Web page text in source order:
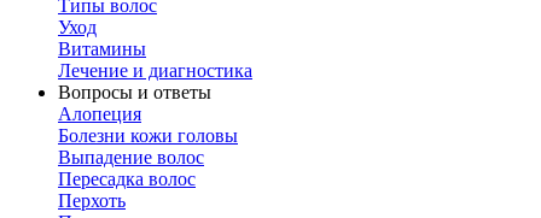
Типы волос
Уход
Витамины
Лечение и диагностика
Вопросы и ответы
Алопеция
Болезни кожи головы
Выпадение волос
Пересадка волос
Перхоть